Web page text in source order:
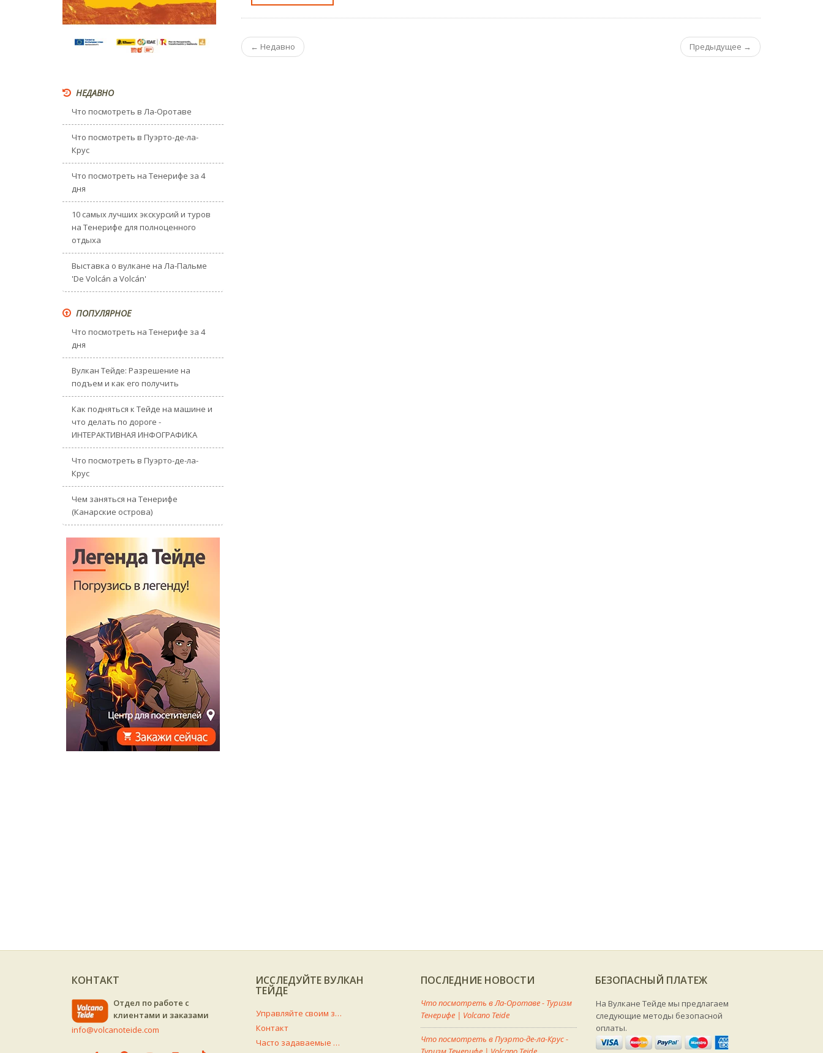
← Недавно Предыдущее →
НЕДАВНО
Что посмотреть в Ла-Оротаве
Что посмотреть в Пуэрто-де-ла-
Крус
Что посмотреть на Тенерифе за 4
дня
10 самых лучших экскурсий и туров
на Тенерифе для полноценного
отдыха
Выставка о вулкане на Ла-Пальме
'De Volcán a Volcán'
ПОПУЛЯРНОЕ
Что посмотреть на Тенерифе за 4
дня
Вулкан Тейде: Разрешение на
подъем и как его получить
Как подняться к Тейде на машине и
что делать по дороге -
ИНТЕРАКТИВНАЯ ИНФОГРАФИКА
Что посмотреть в Пуэрто-де-ла-
Крус
Чем заняться на Тенерифе
(Канарские острова)
КОНТАКТ
Отдел по работе с
клиентами и заказами
info@volcanoteide.com
ИССЛЕДУЙТЕ ВУЛКАН
ТЕЙДЕ
Управляйте своим заказом
Контакт
Часто задаваемые вопросы
ПОСЛЕДНИЕ НОВОСТИ
Что посмотреть в Ла-Оротаве - Туризм
Тенерифе | Volcano Teide
Что посмотреть в Пуэрто-де-ла-Крус -
БЕЗОПАСНЫЙ ПЛАТЕЖ
На Вулкане Тейде мы предлагаем
следующие методы безопасной
оплаты.